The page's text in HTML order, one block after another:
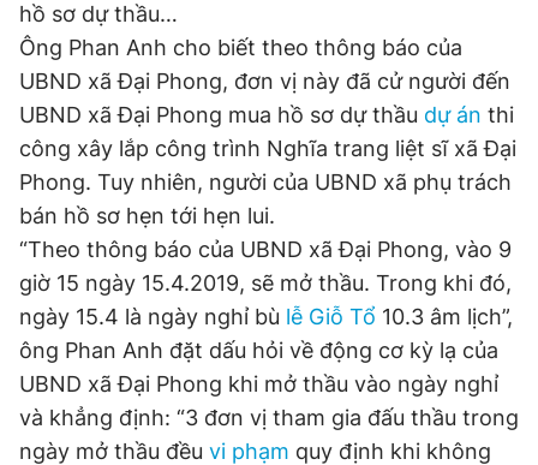
Theo dõi báo trên
Hotline
0906 645 777
Liên hệ quảng cáo
0908 780 404
Đặt báo Quảng cáo RSS
Tổng biên tập: Nguyễn Ngọc Toàn
Phó tổng biên tập thường trực: Hải Thành
Phó tổng biên tập: Lâm Hiếu Dũng
Phó tổng biên tập: Trần Việt Hưng
Tổng thư ký tòa soạn: Đức Trung
Giấy phép xuất bản số 110/GP - BTTTT cấp ngày 24.3.2020
© 2003-2026 Bản quyền thuộc về Báo Thanh Niên. Cấm sao
chép dưới mọi hình thức nếu không có sự chấp thuận bằng văn
bản. Phát triển bởi ePi Technologies, JSC.
hồ sơ dự thầu…
Ông Phan Anh cho biết theo thông báo của
UBND xã Đại Phong, đơn vị này đã cử người đến
UBND xã Đại Phong mua hồ sơ dự thầu dự án thi
công xây lắp công trình Nghĩa trang liệt sĩ xã Đại
Phong. Tuy nhiên, người của UBND xã phụ trách
bán hồ sơ hẹn tới hẹn lui.
“Theo thông báo của UBND xã Đại Phong, vào 9
giờ 15 ngày 15.4.2019, sẽ mở thầu. Trong khi đó,
ngày 15.4 là ngày nghỉ bù lễ Giỗ Tổ 10.3 âm lịch”,
ông Phan Anh đặt dấu hỏi về động cơ kỳ lạ của
UBND xã Đại Phong khi mở thầu vào ngày nghỉ
và khẳng định: “3 đơn vị tham gia đấu thầu trong
ngày mở thầu đều vi phạm quy định khi không